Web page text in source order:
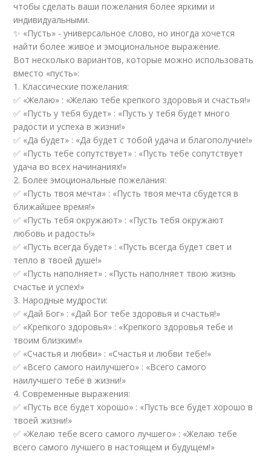
чтобы сделать ваши пожелания более яркими и
индивидуальными.
✨ «Пусть» - универсальное слово, но иногда хочется
найти более живое и эмоциональное выражение.
Вот несколько вариантов, которые можно использовать
вместо «пусть»:
1. Классические пожелания:
✅ «Желаю» : «Желаю тебе крепкого здоровья и счастья!»
✅ «Пусть у тебя будет» : «Пусть у тебя будет много
радости и успеха в жизни!»
✅ «Да будет» : «Да будет с тобой удача и благополучие!»
✅ «Пусть тебе сопутствует» : «Пусть тебе сопутствует
удача во всех начинаниях!»
2. Более эмоциональные пожелания:
✅ «Пусть твоя мечта» : «Пусть твоя мечта сбудется в
ближайшее время!»
✅ «Пусть тебя окружают» : «Пусть тебя окружают
любовь и радость!»
✅ «Пусть всегда будет» : «Пусть всегда будет свет и
тепло в твоей душе!»
✅ «Пусть наполняет» : «Пусть наполняет твою жизнь
счастье и успех!»
3. Народные мудрости:
✅ «Дай Бог» : «Дай Бог тебе здоровья и счастья!»
✅ «Крепкого здоровья» : «Крепкого здоровья тебе и
твоим близким!»
✅ «Счастья и любви» : «Счастья и любви тебе!»
✅ «Всего самого наилучшего» : «Всего самого
наилучшего тебе в жизни!»
4. Современные выражения:
✅ «Пусть все будет хорошо» : «Пусть все будет хорошо в
твоей жизни!»
✅ «Желаю тебе всего самого лучшего» : «Желаю тебе
всего самого лучшего в настоящем и будущем!»